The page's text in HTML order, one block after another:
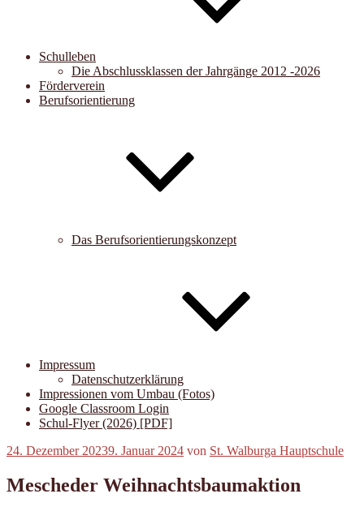
Schulleben
Die Abschlussklassen der Jahrgänge 2012 -2026
Förderverein
Berufsorientierung
Das Berufsorientierungskonzept
Impressum
Datenschutzerklärung
Impressionen vom Umbau (Fotos)
Google Classroom Login
Schul-Flyer (2026) [PDF]
Veröffentlicht
24. Dezember 20239. Januar 2024 von St. Walburga Hauptschule
Mescheder Weihnachtsbaumaktion